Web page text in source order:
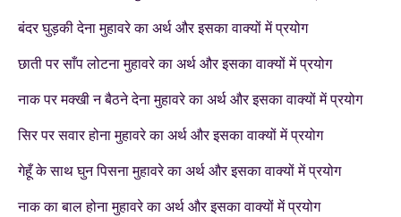
बंदर घुड़की देना मुहावरे का अर्थ और इसका वाक्यों में प्रयोग
छाती पर साँप लोटना मुहावरे का अर्थ और इसका वाक्यों में प्रयोग
नाक पर मक्खी न बैठने देना मुहावरे का अर्थ और इसका वाक्यों में प्रयोग
सिर पर सवार होना मुहावरे का अर्थ और इसका वाक्यों में प्रयोग
गेहूँ के साथ घुन पिसना मुहावरे का अर्थ और इसका वाक्यों में प्रयोग
नाक का बाल होना मुहावरे का अर्थ और इसका वाक्यों में प्रयोग